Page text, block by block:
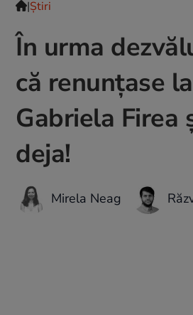
|Ştiri
În urma
că renunțase
Gabriela Firea
deja!
Mirela Neag